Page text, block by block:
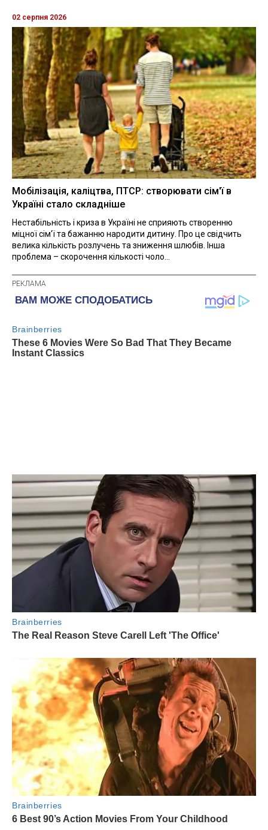
02 серпня 2026
Мобілізація, каліцтва, ПТСР: створювати сім'ї в
Україні стало складніше
Нестабільність і криза в Україні не сприяють створенню
міцної сім'ї та бажанню народити дитину. Про це свідчить
велика кількість розлучень та зниження шлюбів. Інша
проблема – скорочення кількості чоло...